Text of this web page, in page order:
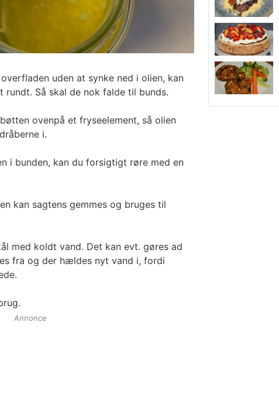
uden at synke ned i olien, kan
Så skal de nok falde til bunds.
ovenpå et fryseelement, så olien
i.
i bunden, kan du forsigtigt røre med en
kan sagtens gemmes og bruges til
med koldt vand. Det kan evt. gøres ad
fra og der hældes nyt vand i, fordi
Annonce